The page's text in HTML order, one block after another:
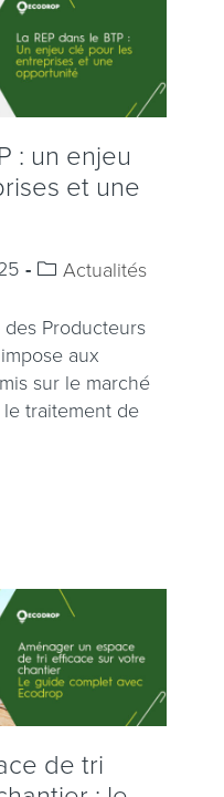
: un enjeu
et une
Actualités
des Producteurs
aux
sur le marché
traitement de
de tri